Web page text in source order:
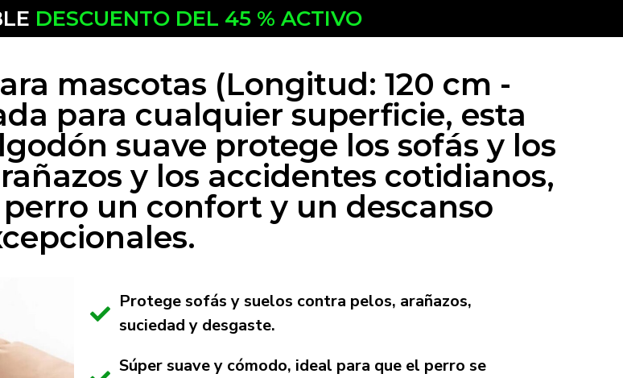
DESCUENTO DEL 45 % ACTIVO
mascotas (Longitud: 120 cm -
para cualquier superficie, esta
suave protege los sofás y los
y los accidentes cotidianos,
un confort y un descanso
Protege sofás y suelos contra pelos, arañazos,
suciedad y desgaste.
Súper suave y cómodo, ideal para que el perro se